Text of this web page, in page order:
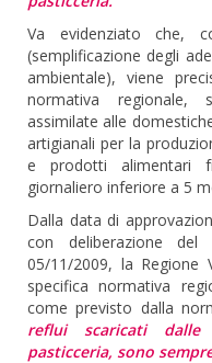
Va evidenziato che,
(semplificazione degli
ambientale), viene
normativa regionale,
assimilate alle
artigianali per la
e prodotti alimentari
giornaliero inferiore a 5
Dalla data di
con deliberazione
05/11/2009, la
specifica normativa
come previsto dalla
reflui scaricati
pasticceria, sono